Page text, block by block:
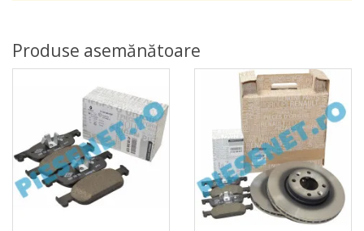
Produse asemănătoare